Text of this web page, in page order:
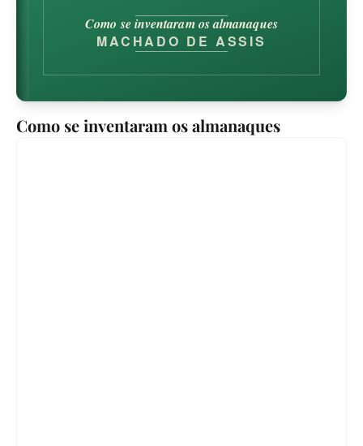
Como se inventaram os almanaques
MACHADO DE ASSIS
Como se inventaram os almanaques